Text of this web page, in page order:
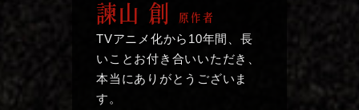
用語解説
スペシャル
Twitter
諫山 創 原作者
TVアニメ化から10年間、長
いことお付き合いいただき、
本当にありがとうございま
す。